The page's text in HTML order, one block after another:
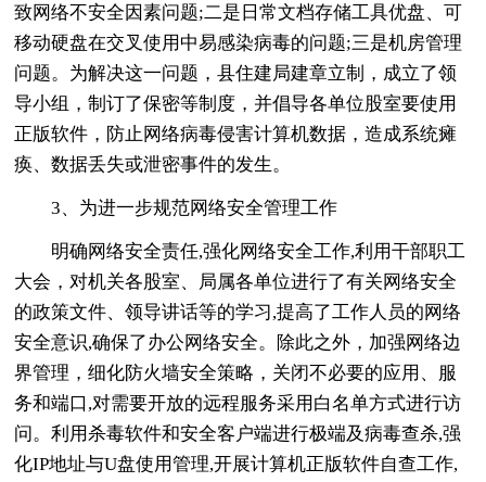
致网络不安全因素问题;二是日常文档存储工具优盘、可
移动硬盘在交叉使用中易感染病毒的问题;三是机房管理
问题。为解决这一问题，县住建局建章立制，成立了领
导小组，制订了保密等制度，并倡导各单位股室要使用
正版软件，防止网络病毒侵害计算机数据，造成系统瘫
痪、数据丢失或泄密事件的发生。
3、为进一步规范网络安全管理工作
明确网络安全责任,强化网络安全工作,利用干部职工
大会，对机关各股室、局属各单位进行了有关网络安全
的政策文件、领导讲话等的学习,提高了工作人员的网络
安全意识,确保了办公网络安全。除此之外，加强网络边
界管理，细化防火墙安全策略，关闭不必要的应用、服
务和端口,对需要开放的远程服务采用白名单方式进行访
问。利用杀毒软件和安全客户端进行极端及病毒查杀,强
化IP地址与U盘使用管理,开展计算机正版软件自查工作,